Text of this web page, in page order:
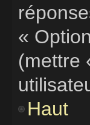
«
(mettre
Haut